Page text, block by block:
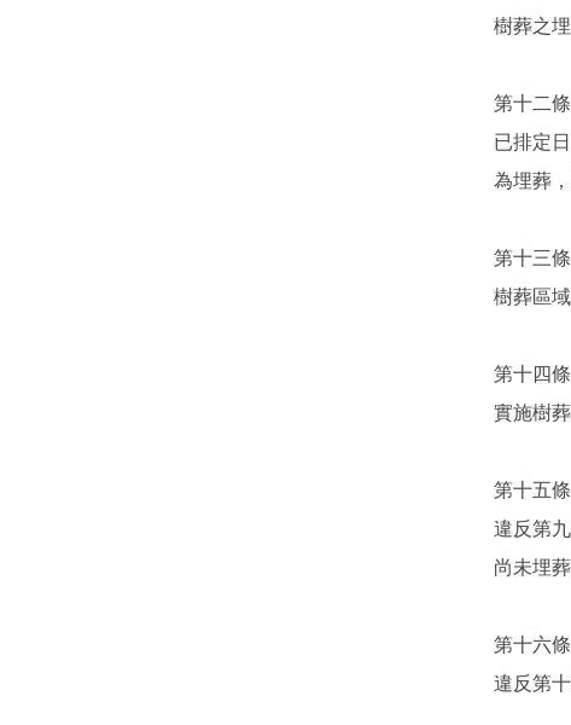
樹葬之
第十二條
已排定
為埋葬
第十三條
樹葬區
第十四條
實施樹
第十五條
違反第
尚未埋
第十六條
違反第